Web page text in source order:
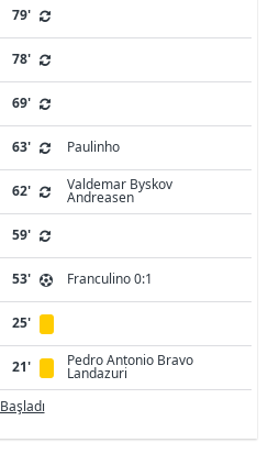
79'
78'
69'
63' Paulinho
62' Valdemar Byskov
Andreasen
59'
53' Franculino 0:1
25'
21' Pedro Antonio Bravo
Landazuri
Başladı